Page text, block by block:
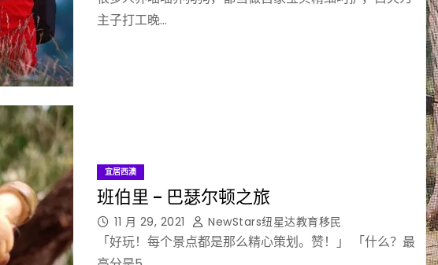
主子打工晚…
宜居西澳
班伯里 – 巴瑟尔顿之旅
11 月 29, 2021 NewStars纽星达教育移民
「好玩！每个景点都是那么精心策划。赞！」 「什么？最